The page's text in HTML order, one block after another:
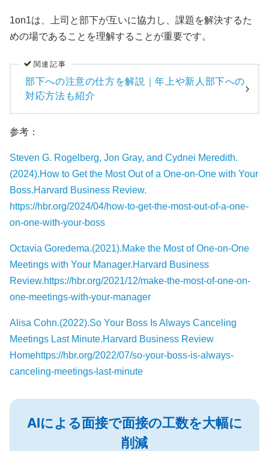
1on1は、上司と部下が互いに協力し、課題を解決するた
めの場であることを理解することが重要です。
関連記事
部下への注意の仕方を解説｜年上や新人部下への
対応方法も紹介
参考：
Steven G. Rogelberg, Jon Gray, and Cydnei Meredith.
(2024).How to Get the Most Out of a One-on-One with Your
Boss.Harvard Business Review.
https://hbr.org/2024/04/how-to-get-the-most-out-of-a-one-
on-one-with-your-boss
Octavia Goredema.(2021).Make the Most of One-on-One
Meetings with Your Manager.Harvard Business
Review.https://hbr.org/2021/12/make-the-most-of-one-on-
one-meetings-with-your-manager
Alisa Cohn.(2022).So Your Boss Is Always Canceling
Meetings Last Minute.Harvard Business Review
Homehttps://hbr.org/2022/07/so-your-boss-is-always-
canceling-meetings-last-minute
AIによる面接で面接の工数を大幅に
削減